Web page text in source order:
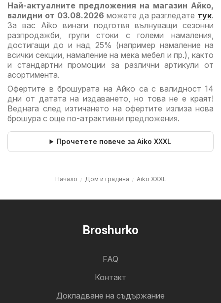
Най-актуалните предложения на магазин Айко,
валидни от 03.08.2026 можете да разгледате тук.
За вас Aiko винаги подготвя вълнуващи сезонни
разпродажби, групи стоки с големи намаления,
достигащи до и над 25% (например намаление на
всички секции, намаление на мека мебел и пр.), както
и стандартни промоции за различни артикули от
асортимента.
Офертите в брошурата на Айко са с валидност 14
дни от датата на издаването, но това не е краят!
Веднага след изтичането на офертите излиза нова
брошура с още по-атрактивни предложения.
Прочетете повече за Aiko XXXL
Начало Дом и градина Aiko XXXL
Broshurko
FAQ
Контакт
Докладване на съдържание